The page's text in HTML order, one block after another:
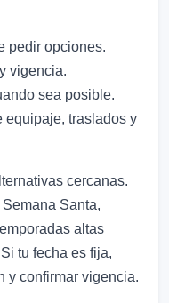
pedir opciones.
vigencia.
sea posible.
equipaje, traslados y
cercanas.
Santa,
altas
tu fecha es fija,
y confirmar vigencia.